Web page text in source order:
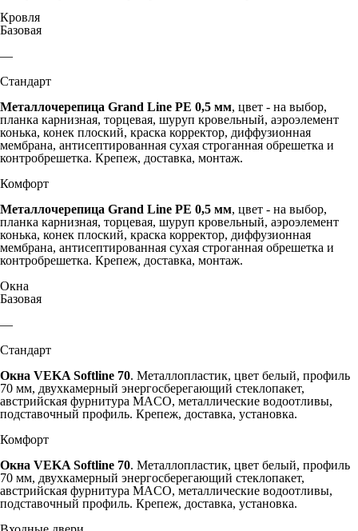
Кровля
Базовая
—
Стандарт
Металлочерепица Grand Line PE 0,5 мм, цвет - на выбор,
планка карнизная, торцевая, шуруп кровельный, аэроэлемент
конька, конек плоский, краска корректор, диффузионная
мембрана, антисептированная сухая строганная обрешетка и
контробрешетка. Крепеж, доставка, монтаж.
Комфорт
Металлочерепица Grand Line PE 0,5 мм, цвет - на выбор,
планка карнизная, торцевая, шуруп кровельный, аэроэлемент
конька, конек плоский, краска корректор, диффузионная
мембрана, антисептированная сухая строганная обрешетка и
контробрешетка. Крепеж, доставка, монтаж.
Окна
Базовая
—
Стандарт
Окна VEKA Softline 70. Металлопластик, цвет белый, профиль
70 мм, двухкамерный энергосберегающий стеклопакет,
австрийская фурнитура MACO, металлические водоотливы,
подставочный профиль. Крепеж, доставка, установка.
Комфорт
Окна VEKA Softline 70. Металлопластик, цвет белый, профиль
70 мм, двухкамерный энергосберегающий стеклопакет,
австрийская фурнитура MACO, металлические водоотливы,
подставочный профиль. Крепеж, доставка, установка.